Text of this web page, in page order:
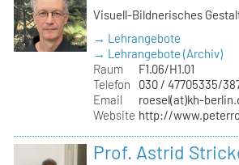
Visuell-Bildnerisches
→ Lehrangebote
→ Lehrangebote (Archiv)
Raum
F1.06/H1.01
Telefon
030 / 47705335/
Email
roesel(at)kh-
Website http://
Prof. Astrid